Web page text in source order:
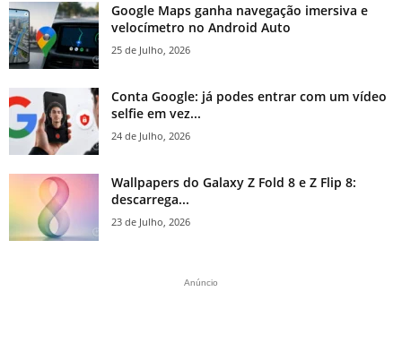
Google Maps ganha navegação imersiva e
velocímetro no Android Auto
25 de Julho, 2026
Conta Google: já podes entrar com um vídeo
selfie em vez...
24 de Julho, 2026
Wallpapers do Galaxy Z Fold 8 e Z Flip 8:
descarrega...
23 de Julho, 2026
Anúncio